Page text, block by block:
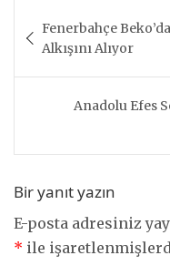
gezinmesi
Fenerbahçe
Alkışını Alıyor
Anadolu Efes
Bir yanıt yazın
E-posta adresiniz
* ile